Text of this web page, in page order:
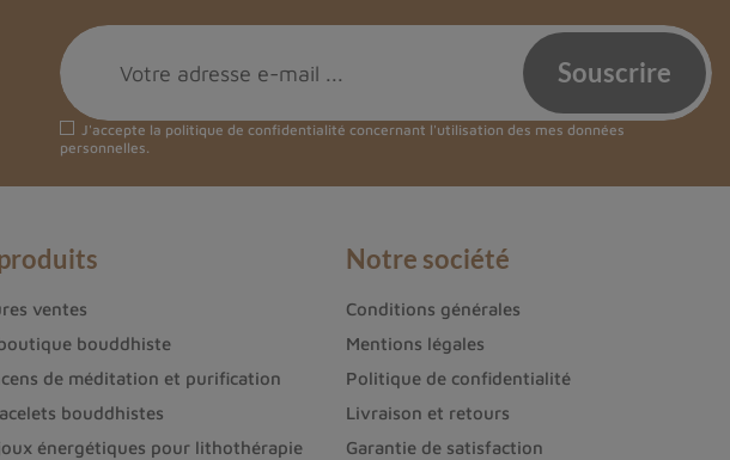
, tant sur le plan physique qu'émotionnel et spirituel. Voici
en renforçant l'aura de la personne qui la porte.
et le système cardiovasculaire, en aidant à réduire l'hypertension
:
J'accepte la politique de confidentialité concernant l'utilisation des mes données
personnelles.
ventes
bouddhiste
de méditation et purification
bouddhistes
énergétiques pour lithothérapie
Notre société
Conditions générales
Mentions légales
Politique de confidentialité
Livraison et retours
Garantie de satisfaction